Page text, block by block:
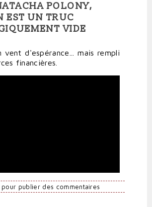
POLONY,
EST UN TRUC
VIDE
vent d'espérance... mais rempli
financières.
publier des commentaires